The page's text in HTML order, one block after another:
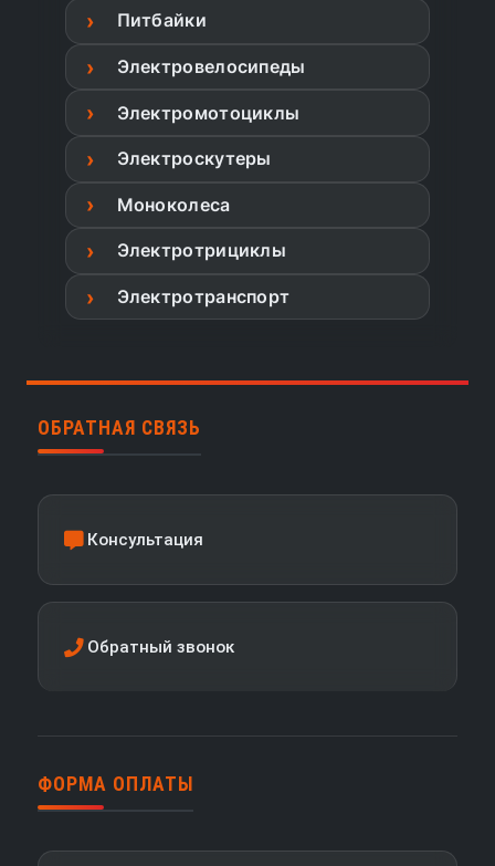
Питбайки
Электровелосипеды
Электромотоциклы
Электроскутеры
Моноколеса
Электротрициклы
Электротранспорт
ОБРАТНАЯ СВЯЗЬ
Консультация
Обратный звонок
ФОРМА ОПЛАТЫ